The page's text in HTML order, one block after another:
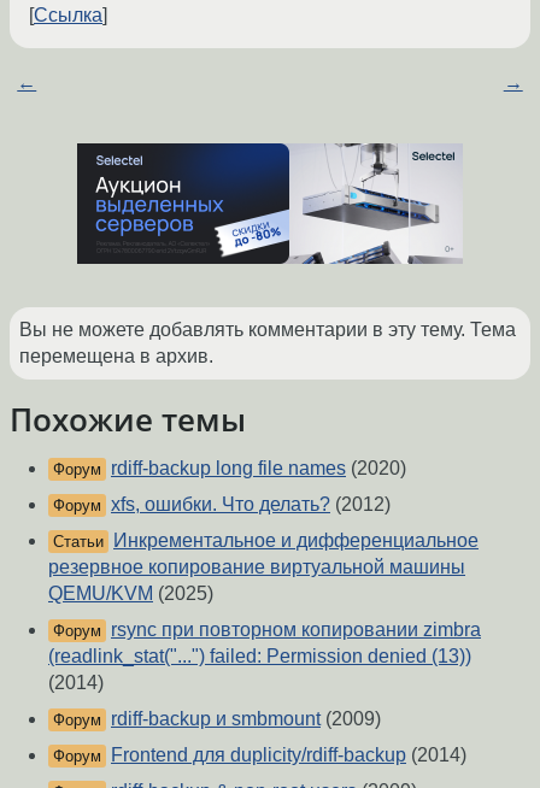
Ссылка
← →
Вы не можете добавлять комментарии в эту тему. Тема
перемещена в архив.
Похожие темы
Форум rdiff-backup long file names (2020)
Форум xfs, ошибки. Что делать? (2012)
Статьи
Инкрементальное и дифференциальное
резервное копирование виртуальной машины
QEMU/KVM (2025)
Форум
rsync при повторном копировании zimbra
(readlink_stat("...") failed: Permission denied (13))
(2014)
Форум rdiff-backup и smbmount(2009)
Форум Frontend для duplicity/rdiff-backup (2014)